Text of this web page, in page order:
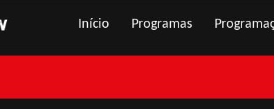
Início Programas